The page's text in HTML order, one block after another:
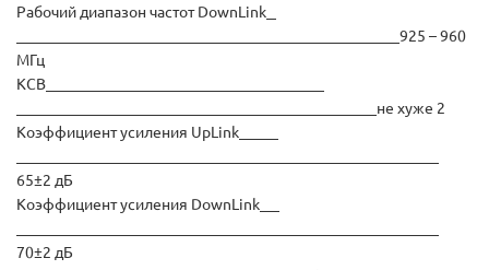
Рабочий диапазон частот DownLink
925 – 960
МГц
КСВ
не хуже 2
Коэффициент усиления UpLink
65±2 дБ
Коэффициент усиления DownLink
70±2 дБ